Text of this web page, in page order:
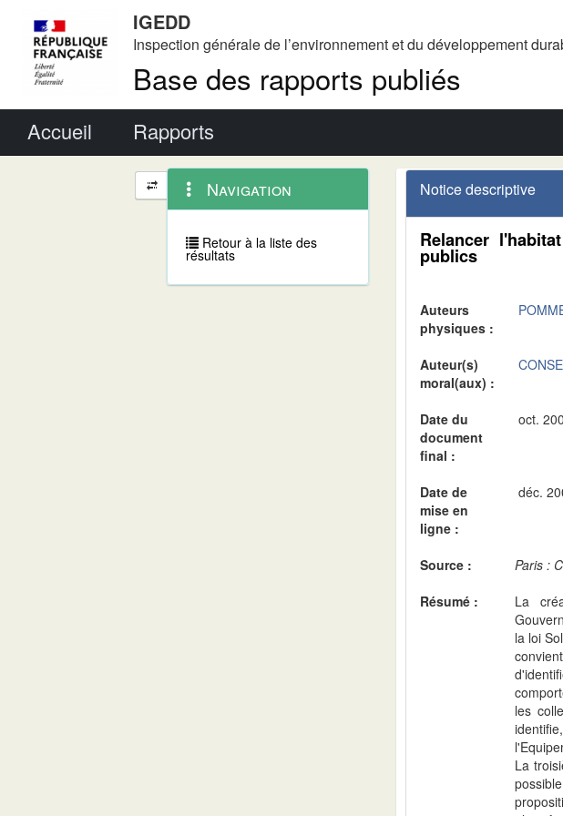
IGEDD
Inspection générale de l’environnement et du développement
Base des rapports publiés
Accueil Rapports
Navigation
et
outils
annexes
contextuel
Navigation
Retour à la liste des
résultats
Notice descriptive
Relancer
publics
Auteurs
physiques :
Auteur(s)
moral(aux) :
Date du
document
final :
oct.
Date de
mise en
ligne :
déc.
Source :
Paris :
Résumé :
La
la loi
les
La